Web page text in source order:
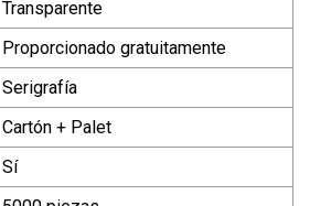
Transparente
Proporcionado gratuitamente
Serigrafía
Cartón + Palet
Sí